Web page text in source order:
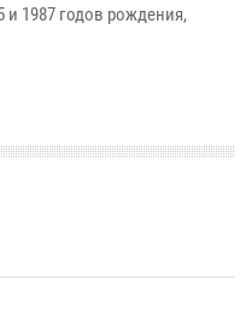
и 1987 годов рождения,